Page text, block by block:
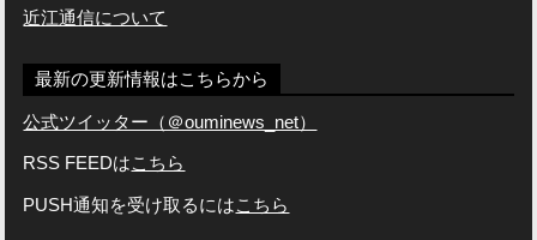
近江通信について
最新の更新情報はこちらから
公式ツイッター（＠ouminews_net）
RSS FEEDはこちら
PUSH通知を受け取るにはこちら